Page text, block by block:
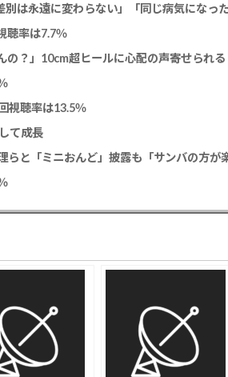
聴率は7.7％
の？」10cm超ヒールに心配の声寄せられる
視聴率は13.5％
て成長